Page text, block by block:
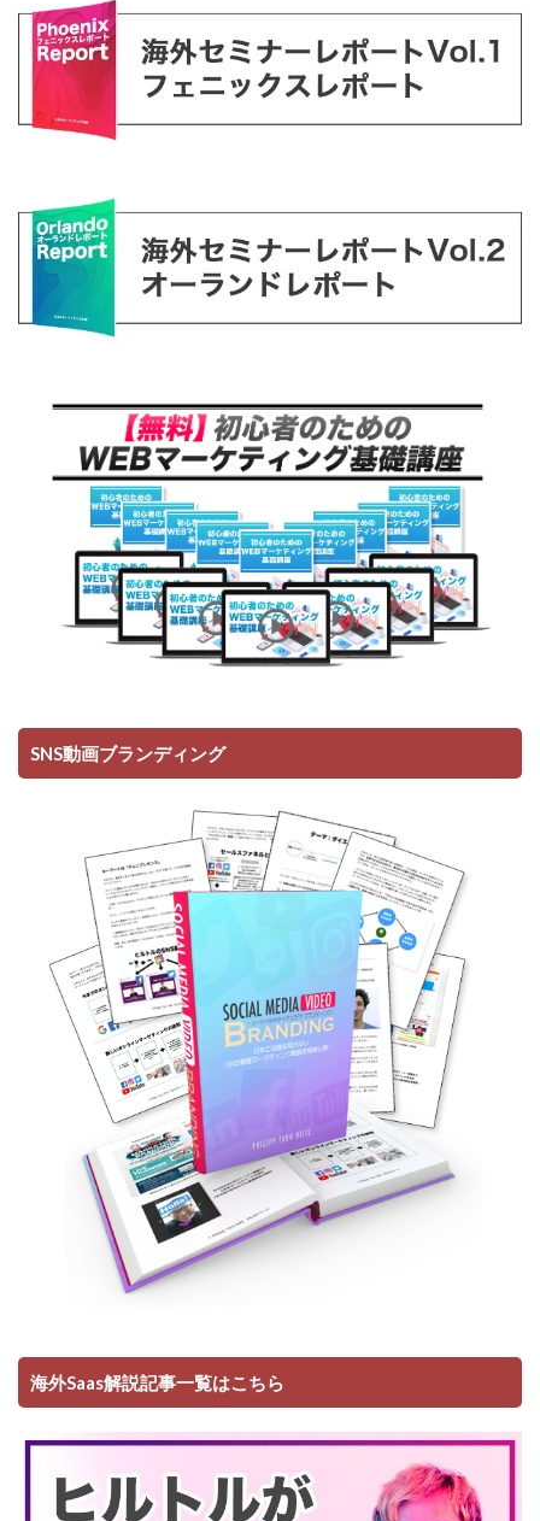
SNS動画ブランディング
海外Saas解説記事一覧はこちら